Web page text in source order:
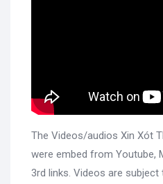
The Videos/audios Xin Xót
were embed from Youtube,
3rd links. Videos are